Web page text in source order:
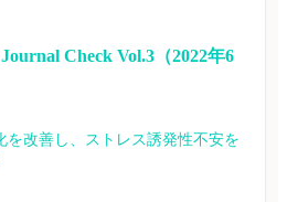
Check Vol.3（2022年6
を改善し、ストレス誘発性不安を